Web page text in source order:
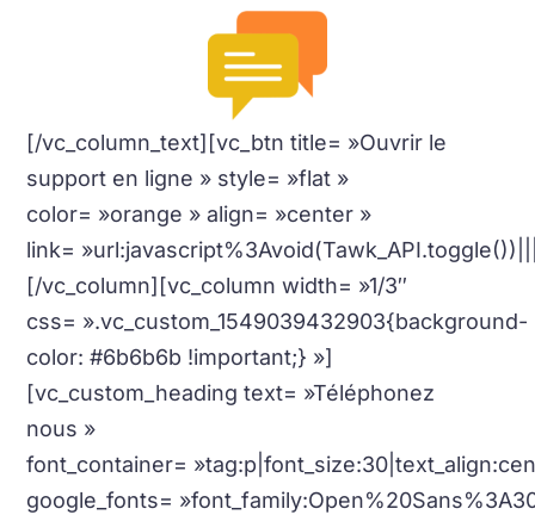
[/vc_column_text][vc_btn title= »Ouvrir le
support en ligne » style= »flat »
color= »orange » align= »center »
link=
[/vc_column][vc_column width= »1/3″
css= ».vc_custom_1549039432903{background-
color: #6b6b6b !important;} »]
[vc_custom_heading text= »Téléphonez
nous »
font_container=
google_fonts=